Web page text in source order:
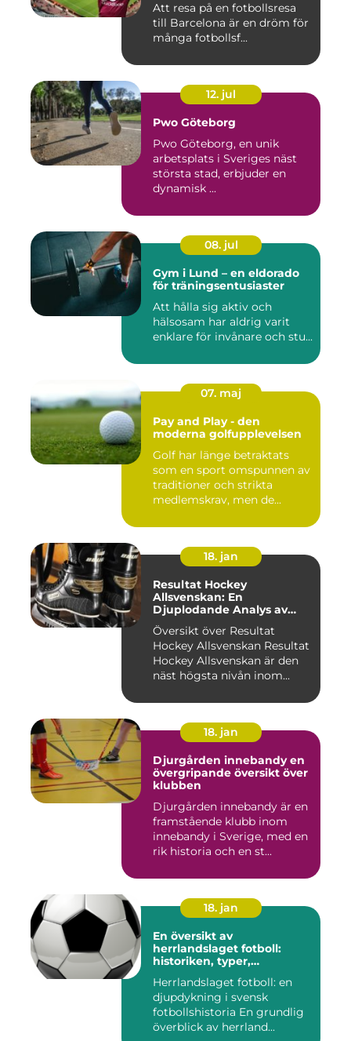
Att resa på en fotbollsresa
till Barcelona är en dröm för
många fotbollsf...
12. jul
Pwo Göteborg
Pwo Göteborg, en unik
arbetsplats i Sveriges näst
största stad, erbjuder en
dynamisk ...
08. jul
Gym i Lund – en eldorado
för träningsentusiaster
Att hålla sig aktiv och
hälsosam har aldrig varit
enklare för invånare och stu...
07. maj
Pay and Play - den
moderna golfupplevelsen
Golf har länge betraktats
som en sport omspunnen av
traditioner och strikta
medlemskrav, men de...
18. jan
Resultat Hockey
Allsvenskan: En
Djuplodande Analys av
Sveriges Mest Populära
Ishockeyliga
Översikt över Resultat
Hockey Allsvenskan Resultat
Hockey Allsvenskan är den
näst högsta nivån inom...
18. jan
Djurgården innebandy en
övergripande översikt över
klubben
Djurgården innebandy är en
framstående klubb inom
innebandy i Sverige, med en
rik historia och en st...
18. jan
En översikt av
herrlandslaget fotboll:
historiken, typer,
Herrlandslaget fotboll: en
djupdykning i svensk
fotbollshistoria En grundlig
överblick av herrland...